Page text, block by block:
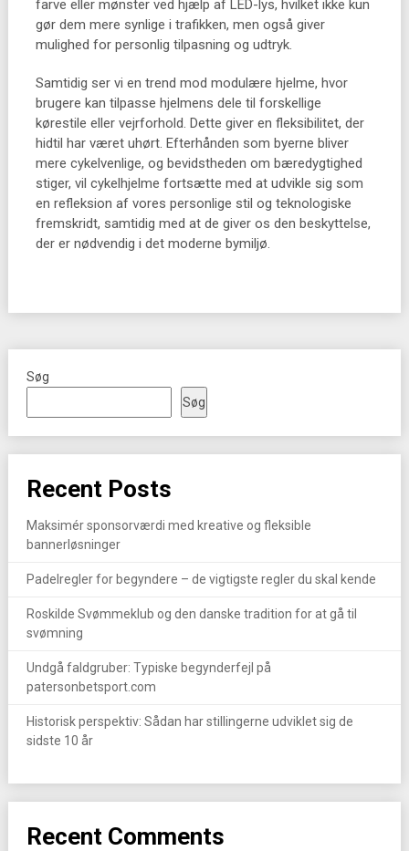
farve eller mønster ved hjælp af LED-lys, hvilket ikke kun
gør dem mere synlige i trafikken, men også giver
mulighed for personlig tilpasning og udtryk.
Samtidig ser vi en trend mod modulære hjelme, hvor
brugere kan tilpasse hjelmens dele til forskellige
kørestile eller vejrforhold. Dette giver en fleksibilitet, der
hidtil har været uhørt. Efterhånden som byerne bliver
mere cykelvenlige, og bevidstheden om bæredygtighed
stiger, vil cykelhjelme fortsætte med at udvikle sig som
en refleksion af vores personlige stil og teknologiske
fremskridt, samtidig med at de giver os den beskyttelse,
der er nødvendig i det moderne bymiljø.
Søg
Søg
Recent Posts
Maksimér sponsorværdi med kreative og fleksible
bannerløsninger
Padelregler for begyndere – de vigtigste regler du skal kende
Roskilde Svømmeklub og den danske tradition for at gå til
svømning
Undgå faldgruber: Typiske begynderfejl på
patersonbetsport.com
Historisk perspektiv: Sådan har stillingerne udviklet sig de
sidste 10 år
Recent Comments